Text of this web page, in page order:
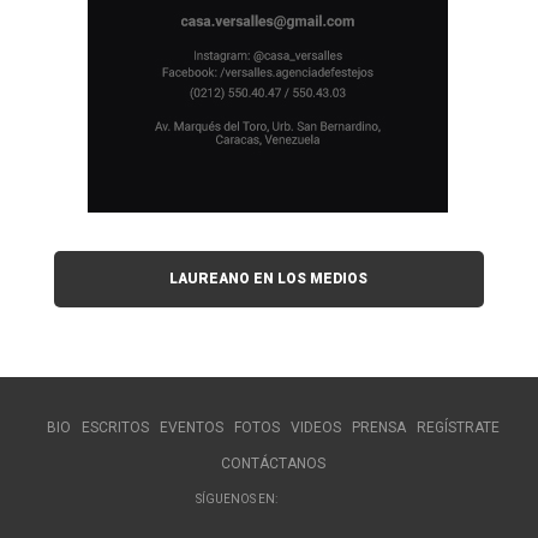
LAUREANO EN LOS MEDIOS
BIO ESCRITOS EVENTOS FOTOS VIDEOS PRENSA REGÍSTRATE
CONTÁCTANOS
SÍGUENOS EN: